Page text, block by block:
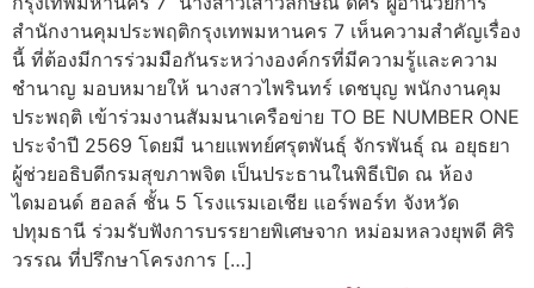
สำนักงานคุมประพฤติกรุงเทพมหานคร 7 เห็นความสำคัญเรื่อง
นี้ ที่ต้องมีการร่วมมือกันระหว่างองค์กรที่มีความรู้และความ
ชำนาญ มอบหมายให้ นางสาวไพรินทร์ เดชบุญ พนักงานคุม
ประพฤติ เข้าร่วมงานสัมมนาเครือข่าย TO BE NUMBER ONE
ประจำปี 2569 โดยมี นายแพทย์ศรุตพันธุ์ จักรพันธุ์ ณ อยุธยา
ผู้ช่วยอธิบดีกรมสุขภาพจิต เป็นประธานในพิธีเปิด ณ ห้อง
ไดมอนด์ ฮอลล์ ชั้น 5 โรงแรมเอเชีย แอร์พอร์ท จังหวัด
ปทุมธานี ร่วมรับฟังการบรรยายพิเศษจาก หม่อมหลวงยุพดี ศิริ
วรรณ ที่ปรึกษาโครงการ […]